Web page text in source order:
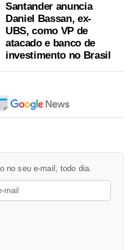
Santander anuncia
Daniel Bassan, ex-
UBS, como VP de
atacado e banco de
investimento no Brasil
no seu e-mail, todo dia.